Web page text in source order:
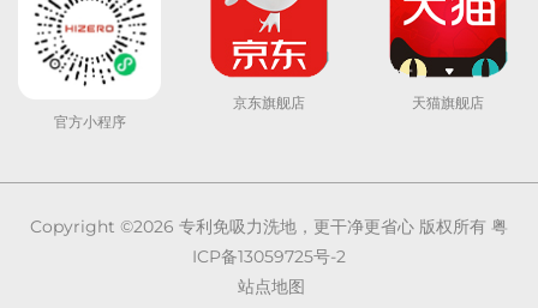
官方小程序
京东旗舰店 天猫旗舰店
Copyright ©2026 专利免吸力洗地，更干净更省心 版权所有 粤
ICP备13059725号-2
站点地图